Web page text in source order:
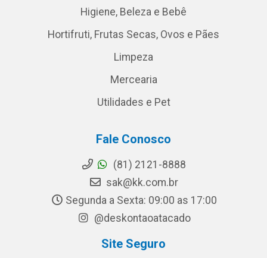
Higiene, Beleza e Bebê
Hortifruti, Frutas Secas, Ovos e Pães
Limpeza
Mercearia
Utilidades e Pet
Fale Conosco
(81) 2121-8888
sak@kk.com.br
Segunda a Sexta: 09:00 as 17:00
@deskontaoatacado
Site Seguro